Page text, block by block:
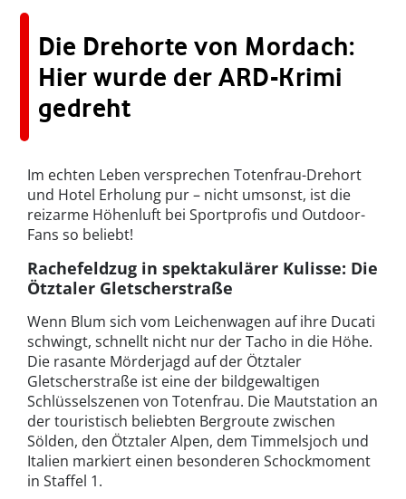
Die Drehorte von Mordach:
Hier wurde der ARD-Krimi
gedreht
Im echten Leben versprechen Totenfrau-Drehort
und Hotel Erholung pur – nicht umsonst, ist die
reizarme Höhenluft bei Sportprofis und Outdoor-
Fans so beliebt!
Rachefeldzug in spektakulärer Kulisse: Die
Ötztaler Gletscherstraße
Wenn Blum sich vom Leichenwagen auf ihre Ducati
schwingt, schnellt nicht nur der Tacho in die Höhe.
Die rasante Mörderjagd auf der Ötztaler
Gletscherstraße ist eine der bildgewaltigen
Schlüsselszenen von Totenfrau. Die Mautstation an
der touristisch beliebten Bergroute zwischen
Sölden, den Ötztaler Alpen, dem Timmelsjoch und
Italien markiert einen besonderen Schockmoment
in Staffel 1.